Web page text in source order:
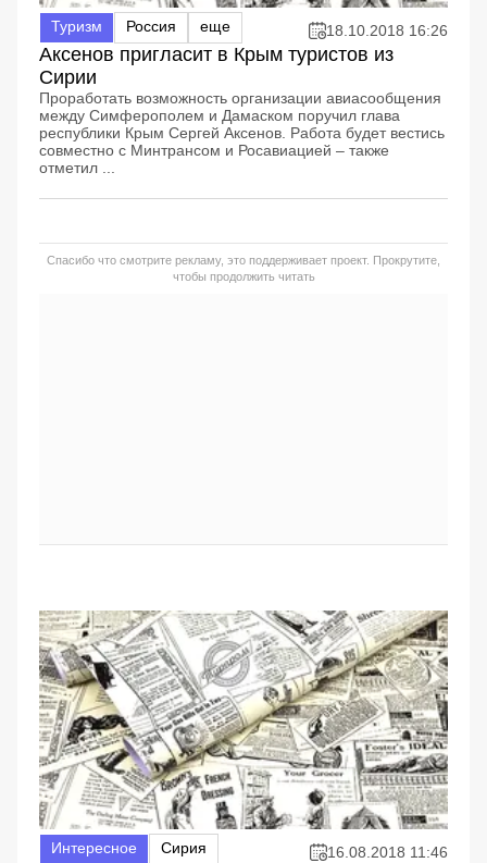
Туризм Россия еще 18.10.2018 16:26
Аксенов пригласит в Крым туристов из
Сирии
Проработать возможность организации авиасообщения
между Симферополем и Дамаском поручил глава
республики Крым Сергей Аксенов. Работа будет вестись
совместно с Минтрансом и Росавиацией – также
отметил ...
Спасибо что смотрите рекламу, это поддерживает проект. Прокрутите,
чтобы продолжить читать
Интересное Сирия 16.08.2018 11:46